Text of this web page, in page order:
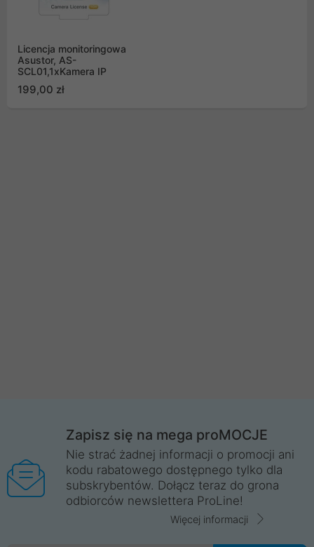
Licencja monitoringowa
Asustor, AS-
SCL01,1xKamera IP
199,00 zł
Zapisz się na mega proMOCJE
Nie strać żadnej informacji o promocji ani
kodu rabatowego dostępnego tylko dla
subskrybentów. Dołącz teraz do grona
odbiorców newslettera ProLine!
Więcej informacji